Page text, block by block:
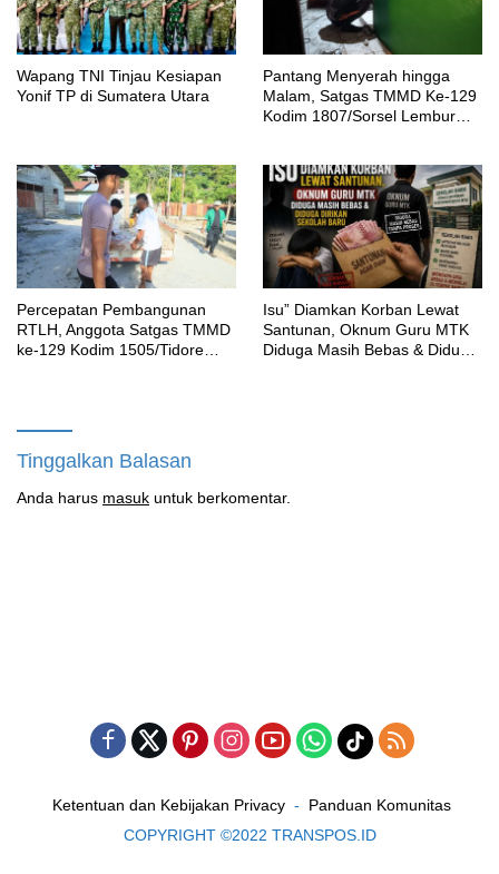
Wapang TNI Tinjau Kesiapan
Yonif TP di Sumatera Utara
Pantang Menyerah hingga
Malam, Satgas TMMD Ke-129
Kodim 1807/Sorsel Lembur
Percepatan Pembangunan
RTLH, Anggota Satgas TMMD
ke-129 Kodim 1505/Tidore
‎Isu” Diamkan Korban Lewat
Santunan, Oknum Guru MTK
Diduga Masih Bebas & Diduga
Tinggalkan Balasan
Anda harus masuk untuk berkomentar.
Ketentuan dan Kebijakan Privacy
Panduan Komunitas
COPYRIGHT ©2022 TRANSPOS.ID